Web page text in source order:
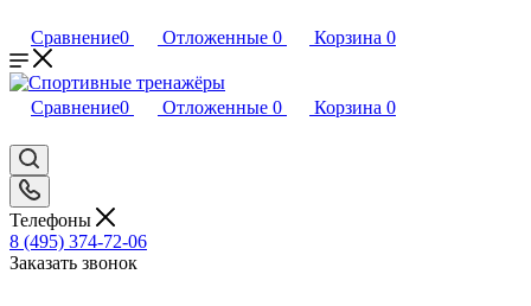
Сравнение0 Отложенные 0 Корзина 0
Сравнение0 Отложенные 0 Корзина 0
Телефоны
8 (495) 374-72-06
Заказать звонок